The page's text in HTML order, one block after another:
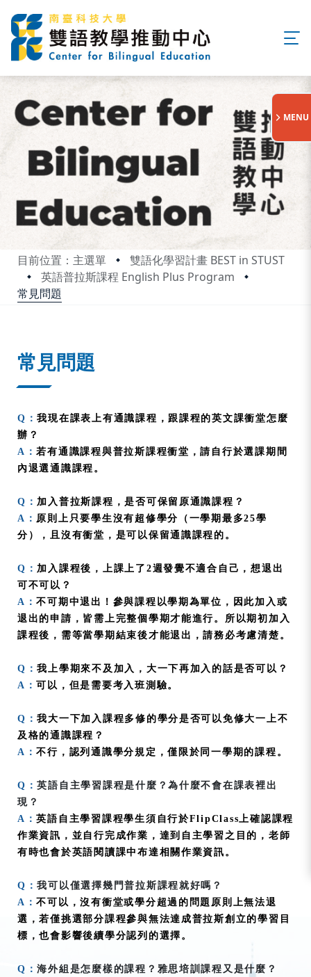
目前位置：主選單
雙語化學習計畫 BEST in STUST
英語普拉斯課程 English Plus Program
常見問題
:::
MENU
常見問題
Q：我現在課表上有通識課程，跟課程的英文課衝堂怎麼
辦？
A：若有通識課程與普拉斯課程衝堂，請自行於選課期間
內退選通識課程。
Q： 加入普拉斯課程，是否可保留原通識課程？
A： 原則上只要學生沒有超修學分（一學期最多25學
分），且沒有衝堂，是可以保留通識課程的。
Q： 加入課程後，上課上了2週發覺不適合自己，想退出
可不可以？
A：不可期中退出！參與課程以學期為單位，因此加入或
退出的申請，皆需上完整個學期才能進行。所以期初加入
課程後，需等當學期結束後才能退出，請務必考慮清楚。
Q：我上學期來不及加入，大一下再加入的話是否可以？
A：可以，但是需要考入班測驗。
Q：我大一下加入課程多修的學分是否可以免修大一上不
及格的通識課程？
A：不行， 認列通識學分規定 ，僅限於同一學期的課程。
Q：英語自主學習課程是什麼？為什麼不會在課表裡出
現？
A：英語自主學習課程學生須自行於FlipClass上確認課程
作業資訊，並自行完成作業，達到自主學習之目的，老師
有時也會於英語閱讀課中布達相關作業資訊。
Q：我可以僅選擇幾門普拉斯課程就好嗎？
A：不可以，沒有衝堂或學分超過的問題原則上無法退
選，若僅挑選部分課程參與無法達成普拉斯創立的學習目
標，也會影響後續學分認列的選擇。
Q：海外組是怎麼樣的課程？雅思培訓課程又是什麼？